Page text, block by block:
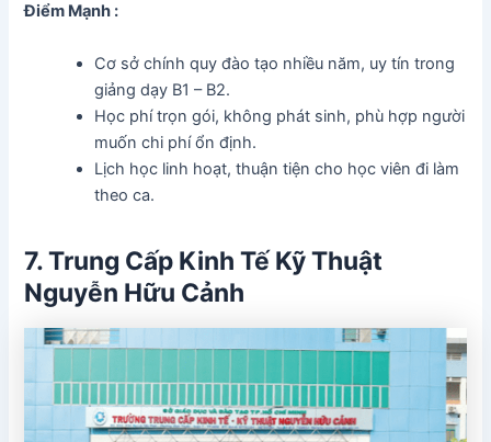
Điểm Mạnh :
Cơ sở chính quy đào tạo nhiều năm, uy tín trong
giảng dạy B1 – B2.
Học phí trọn gói, không phát sinh, phù hợp người
muốn chi phí ổn định.
Lịch học linh hoạt, thuận tiện cho học viên đi làm
theo ca.
7. Trung Cấp Kinh Tế Kỹ Thuật
Nguyễn Hữu Cảnh